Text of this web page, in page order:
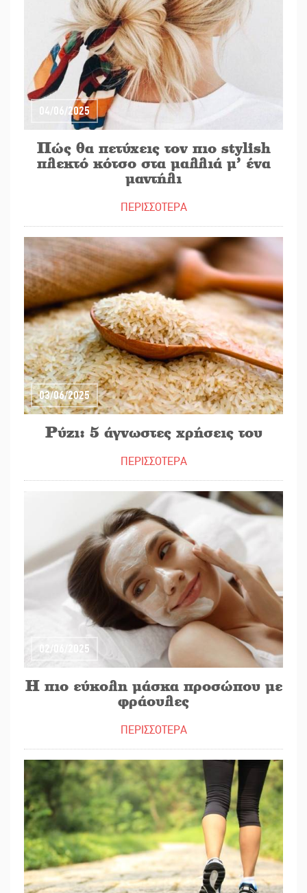
04/06/2025
Πώς θα πετύχεις τον πιο stylish
πλεκτό κότσο στα μαλλιά μ’ ένα
μαντήλι
ΠΕΡΙΣΣΟΤΕΡΑ
03/06/2025
Ρύζι: 5 άγνωστες χρήσεις του
ΠΕΡΙΣΣΟΤΕΡΑ
02/06/2025
Η πιο εύκολη μάσκα προσώπου με
φράουλες
ΠΕΡΙΣΣΟΤΕΡΑ